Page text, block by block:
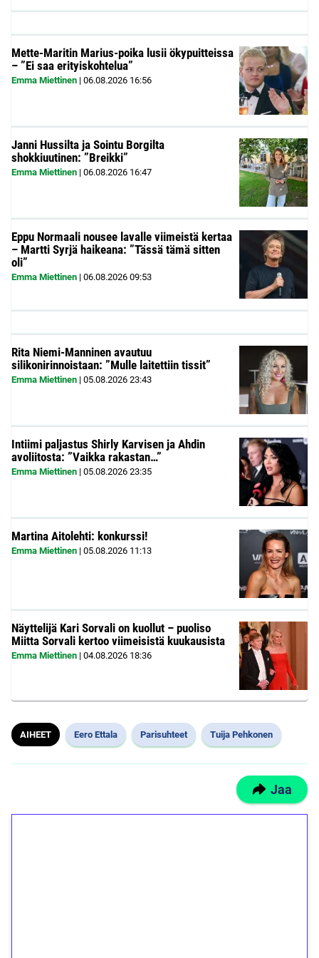
Mette-Maritin Marius-poika lusii ökypuitteissa
– ”Ei saa erityiskohtelua”
Emma Miettinen | 06.08.2026 16:56
Janni Hussilta ja Sointu Borgilta
shokkiuutinen: ”Breikki”
Emma Miettinen | 06.08.2026 16:47
Eppu Normaali nousee lavalle viimeistä kertaa
– Martti Syrjä haikeana: ”Tässä tämä sitten
oli”
Emma Miettinen | 06.08.2026 09:53
Rita Niemi-Manninen avautuu
silikonirinnoistaan: ”Mulle laitettiin tissit”
Emma Miettinen | 05.08.2026 23:43
Intiimi paljastus Shirly Karvisen ja Ahdin
avoliitosta: ”Vaikka rakastan…”
Emma Miettinen | 05.08.2026 23:35
Martina Aitolehti: konkurssi!
Emma Miettinen | 05.08.2026 11:13
Näyttelijä Kari Sorvali on kuollut – puoliso
Miitta Sorvali kertoo viimeisistä kuukausista
Emma Miettinen | 04.08.2026 18:36
AIHEET Eero Ettala Parisuhteet Tuija Pehkonen
Jaa